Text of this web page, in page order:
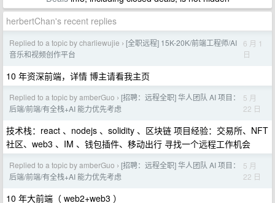
herbertChan's recent replies
Replied to a topic by charliewujie › [全职远程] 15K-20K/前端工程师/AI
音乐和视频创作平台
6 月 1
日
10 年资深前端，详情 博主请看我主页
Replied to a topic by amberGuo › [招聘：远程全职] 华人团队 AI 项目：
后端/前端/有全栈+AI 能力优先考虑
5 月
22 日
技术栈：react 、nodejs 、solidity 、区块链 项目经验：交易所、NFT
社区、web3 、IM 、钱包插件、移动出行 寻找一个远程工作机会
Replied to a topic by amberGuo › [招聘：远程全职] 华人团队 AI 项目：
后端/前端/有全栈+AI 能力优先考虑
5 月
22 日
10 年大前端（ web2+web3 ）